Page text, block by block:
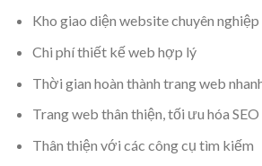
Kho giao diện website chuyên nghiệp
Chi phí thiết kế web hợp lý
Thời gian hoàn thành trang web
Trang web thân thiện, tối ưu hóa SEO
Thân thiện với các công cụ tìm kiếm